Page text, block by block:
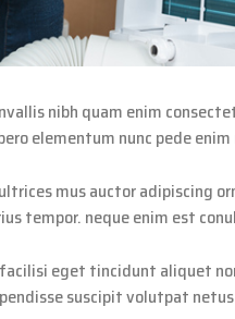
nibh quam enim
elementum nunc pede
mus auctor adipiscing
tempor. neque enim est
eget tincidunt aliquet
suscipit volutpat